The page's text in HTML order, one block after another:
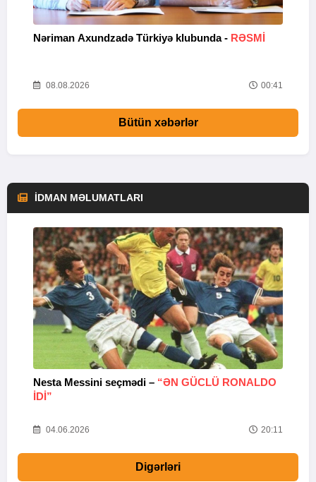
Nəriman Axundzadə Türkiyə klubunda - RƏSMİ
08.08.2026 00:41
Bütün xəbərlər
İDMAN MƏLUMATLARI
Nesta Messini seçmədi – “ƏN GÜCLÜ RONALDO
IDI”
04.06.2026 20:11
Digərləri